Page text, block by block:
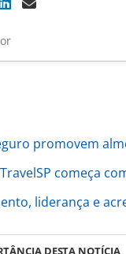
promovem
começa
liderança e
DESTA NOTÍCIA